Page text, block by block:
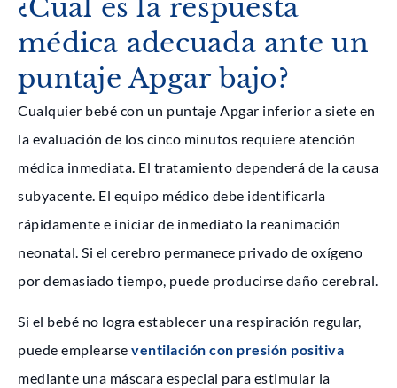
¿Cuál es la respuesta
médica adecuada ante un
puntaje Apgar bajo?
Cualquier bebé con un puntaje Apgar inferior a siete en
la evaluación de los cinco minutos requiere atención
médica inmediata. El tratamiento dependerá de la causa
subyacente. El equipo médico debe identificarla
rápidamente e iniciar de inmediato la reanimación
neonatal. Si el cerebro permanece privado de oxígeno
por demasiado tiempo, puede producirse daño cerebral.
Si el bebé no logra establecer una respiración regular,
puede emplearse ventilación con presión positiva
mediante una máscara especial para estimular la